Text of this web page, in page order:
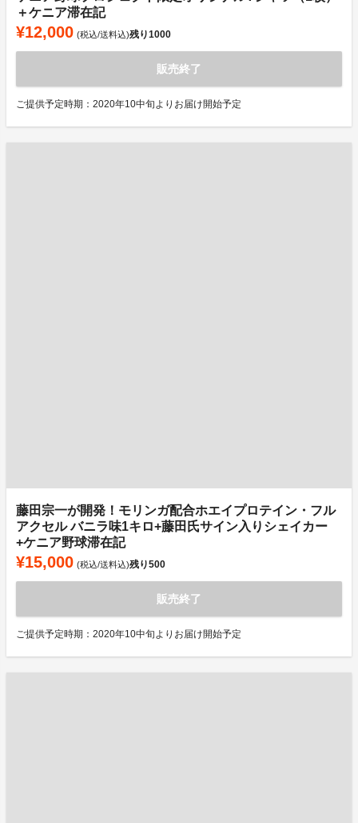
＋ケニア滞在記
¥12,000 (税込/送料込)残り1000
販売終了
ご提供予定時期：2020年10中旬よりお届け開始予定
藤田宗一が開発！モリンガ配合ホエイプロテイン・フル
アクセル バニラ味1キロ+藤田氏サイン入りシェイカー
+ケニア野球滞在記
¥15,000 (税込/送料込)残り500
販売終了
ご提供予定時期：2020年10中旬よりお届け開始予定